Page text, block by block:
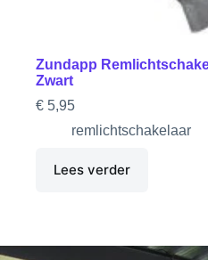
Zundapp
Zwart
€ 5,95
remlichtschakelaar
Lees verder